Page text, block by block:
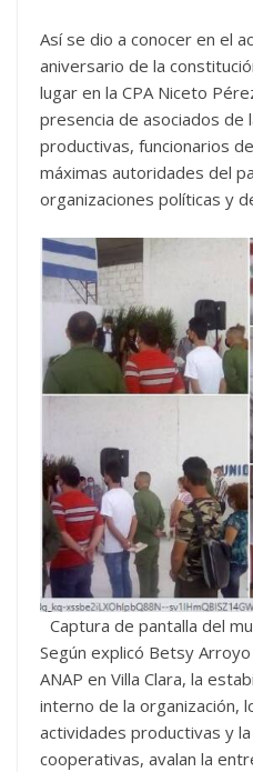
Así se dio a conocer en el
aniversario de la
lugar en la CPA Niceto
presencia de asociados
productivas, funcionarios
máximas autoridades del
organizaciones políticas y
Captura de pantalla del
Según explicó Betsy
ANAP en Villa Clara, la
interno de la organización,
actividades productivas y
cooperativas, avalan la